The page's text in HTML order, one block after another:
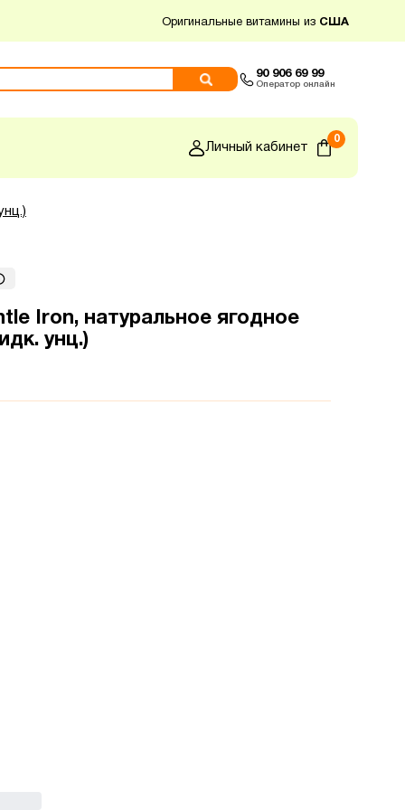
Оригинальные витамины из США
90 906 69 99
Оператор онлайн
Личный кабинет
0
Iron, натуральное ягодное
унц.)